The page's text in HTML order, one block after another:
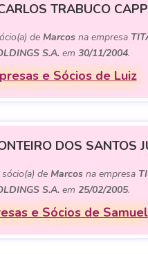
TRABUCO
de Marcosna empresa
S.A.em 30/11/2004.
e Sócios de Luiz
DOS SANTOS
de Marcosna empresa
S.A.em 25/02/2005.
e Sócios de Samuel